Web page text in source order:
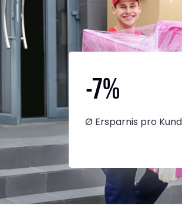
-7%
Ø Ersparnis pro